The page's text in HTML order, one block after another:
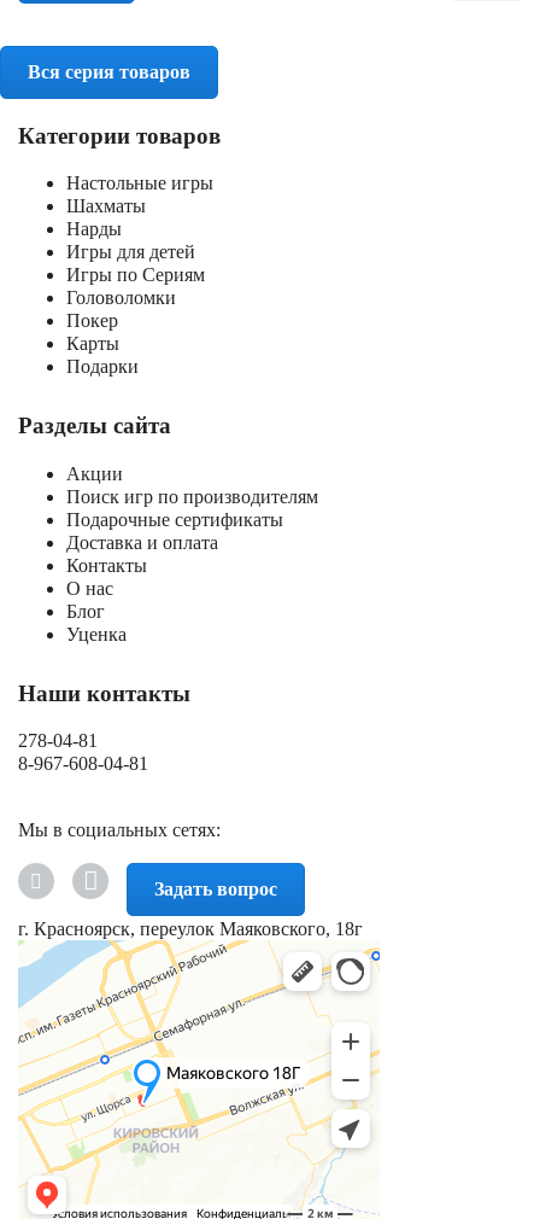
Вся серия товаров
Категории товаров
Настольные игры
Шахматы
Нарды
Игры для детей
Игры по Сериям
Головоломки
Покер
Карты
Подарки
Разделы сайта
Акции
Поиск игр по производителям
Подарочные сертификаты
Доставка и оплата
Контакты
О нас
Блог
Уценка
Наши контакты
278-04-81
8-967-608-04-81
Мы в социальных сетях:
Задать вопрос
г. Красноярск, переулок Маяковского, 18г